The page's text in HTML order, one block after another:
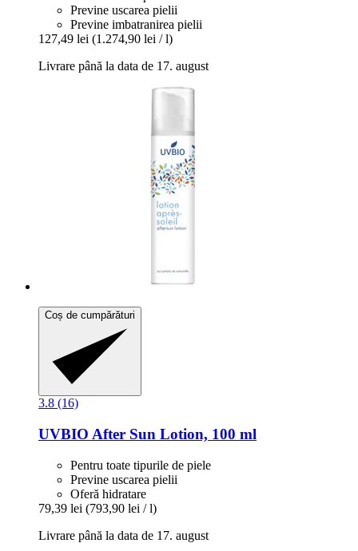
Previne uscarea pielii
Previne imbatranirea pielii
127,49 lei (1.274,90 lei / l)
Livrare până la data de 17. august
Coș de cumpărături
3.8 (16)
UVBIO After Sun Lotion, 100 ml
Pentru toate tipurile de piele
Previne uscarea pielii
Oferă hidratare
79,39 lei (793,90 lei / l)
Livrare până la data de 17. august